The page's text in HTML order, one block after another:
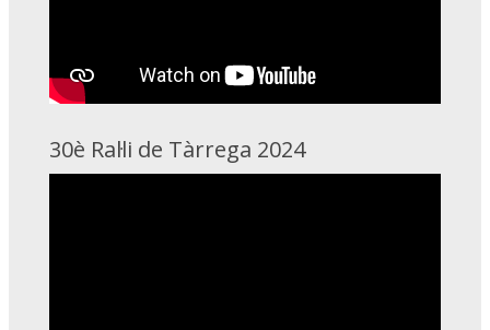
30è Ral·li de Tàrrega 2024